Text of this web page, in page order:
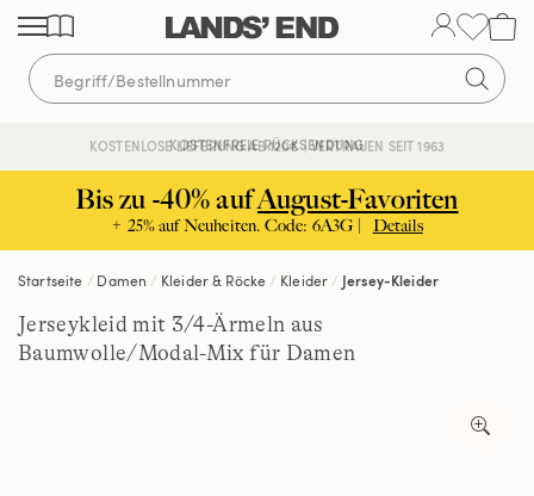
Direkt
zum
Inhalt
Direkt
zur
Navigation
Direkt
zur
Suche
KOSTENLOSE LIEFERUNG AB 120€ | VERTRAUEN SEIT 1963
KOSTENFREIE RÜCKSENDUNG
Bis zu -40% aufAugust-Favoriten
+ 25% auf Neuheiten. Code: 6A3G | Details
Startseite Damen Kleider & Röcke Kleider Jersey-Kleider
Jerseykleid mit 3/4-Ärmeln aus
Baumwolle/Modal-Mix für Damen